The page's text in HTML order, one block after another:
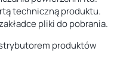
techniczną produktu.
pliki do pobrania.
produktów